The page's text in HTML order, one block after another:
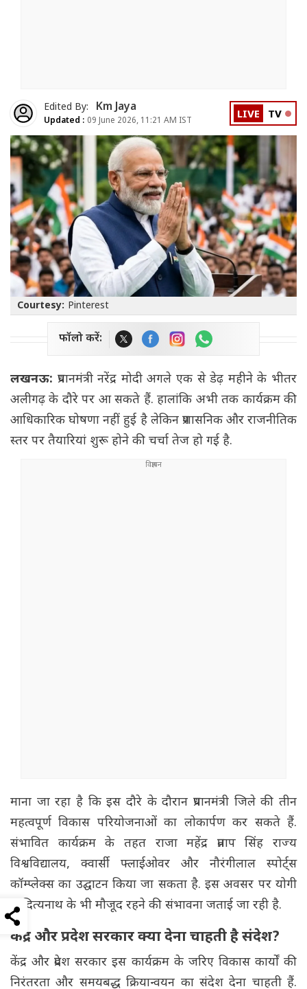
Edited By: Km Jaya
Updated : 09 June 2026, 11:21 AM IST LIVE TV
Courtesy: Pinterest
फॉलो करें:
लखनऊ: प्रधानमंत्री नरेंद्र मोदी अगले एक से डेढ़ महीने के भीतर
अलीगढ़ के दौरे पर आ सकते हैं. हालांकि अभी तक कार्यक्रम की
आधिकारिक घोषणा नहीं हुई है लेकिन प्रशासनिक और राजनीतिक
स्तर पर तैयारियां शुरू होने की चर्चा तेज हो गई है.
माना जा रहा है कि इस दौरे के दौरान प्रधानमंत्री जिले की तीन
महत्वपूर्ण विकास परियोजनाओं का लोकार्पण कर सकते हैं.
संभावित कार्यक्रम के तहत राजा महेंद्र प्रताप सिंह राज्य
विश्वविद्यालय, क्वार्सी फ्लाईओवर और नौरंगीलाल स्पोर्ट्स
कॉम्प्लेक्स का उद्घाटन किया जा सकता है. इस अवसर पर योगी
आदित्यनाथ के भी मौजूद रहने की संभावना जताई जा रही है.
केंद्र और प्रदेश सरकार क्या देना चाहती है संदेश?
केंद्र और प्रदेश सरकार इस कार्यक्रम के जरिए विकास कार्यों की
निरंतरता और समयबद्ध क्रियान्वयन का संदेश देना चाहती हैं.